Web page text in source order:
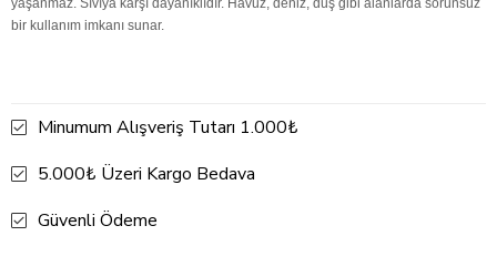
yaşanmaz. Sıvıya karşı dayanıklıdır. Havuz, deniz, duş gibi alanlarda sorunsuz
bir kullanım imkanı sunar.
Minumum Alışveriş Tutarı 1.000₺
5.000₺ Üzeri Kargo Bedava
Güvenli Ödeme